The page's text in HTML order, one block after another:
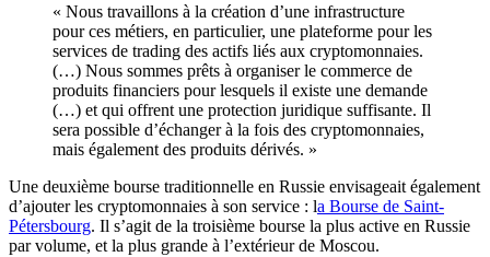
« Nous travaillons à la création d’une infrastructure
pour ces métiers, en particulier, une plateforme pour les
services de trading des actifs liés aux cryptomonnaies.
(…) Nous sommes prêts à organiser le commerce de
produits financiers pour lesquels il existe une demande
(…) et qui offrent une protection juridique suffisante. Il
sera possible d’échanger à la fois des cryptomonnaies,
mais également des produits dérivés. »
Une deuxième bourse traditionnelle en Russie envisageait également
d’ajouter les cryptomonnaies à son service : la Bourse de Saint-
Pétersbourg. Il s’agit de la troisième bourse la plus active en Russie
par volume, et la plus grande à l’extérieur de Moscou.